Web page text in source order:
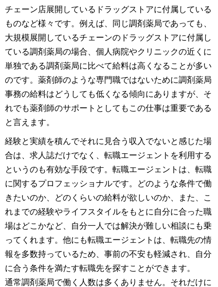
チェーン店展開しているドラッグストアに付属している
ものなど様々です。例えば、同じ調剤薬局であっても、
大規模展開しているチェーンのドラッグストアに付属し
ている調剤薬局の場合、個人病院やクリニックの近くに
単独である調剤薬局に比べて給料は高くなることが多い
のです。薬剤師のような専門職ではないために調剤薬局
事務の給料はどうしても低くなる傾向にありますが、そ
れでも薬剤師のサポートとしてもこの仕事は重要である
と言えます。
経験と実績を積んでそれに見合う収入でないと感じた場
合は、求人誌だけでなく、転職エージェントを利用する
というのも有効な手段です。転職エージェントは、転職
に関するプロフェッショナルです。どのような条件で働
きたいのか、どのくらいの給料が欲しいのか、また、こ
れまでの経験やライフスタイルをもとに自分に合った職
場はどこかなど、自分一人では解決が難しい相談にも乗
ってくれます。他にも転職エージェントは、転職先の情
報を多数持っているため、事前の不安も軽減され、自分
に合う条件を満たす転職先を探すことができます。
通常調剤薬局で働く人数は多くありません。それだけに